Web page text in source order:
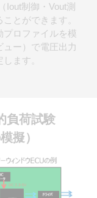
Iout制御・Vout測
とができます。
ロファイルを模
ー）で電圧出力
ます。
負荷試験
擬）